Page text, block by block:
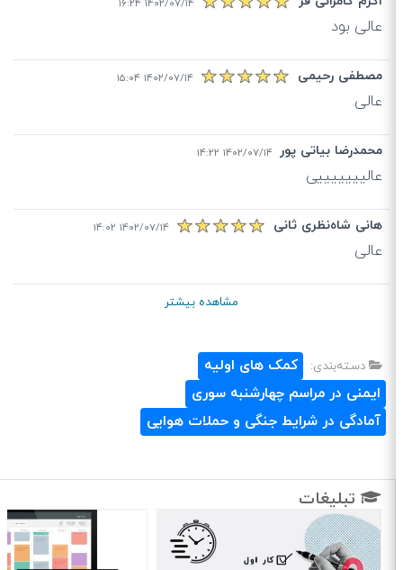
۱۴۰۲/۰۷/۱۴ ۱۶:۲۴
عالی بود
مصطفی رحیمی ۱۴۰۲/۰۷/۱۴ ۱۵:۰۴
عالی
محمدرضا بیاتی پور ۱۴۰۲/۰۷/۱۴ ۱۴:۲۲
عالیییییییی
هانی شاه‌نظری ثانی ۱۴۰۲/۰۷/۱۴ ۱۴:۰۲
عالی
مشاهده بیشتر
دسته‌بندی:
کمک های اولیه
ایمنی در مراسم چهارشنبه سوری
آمادگی در شرایط جنگی و حملات هوایی
تبلیغات